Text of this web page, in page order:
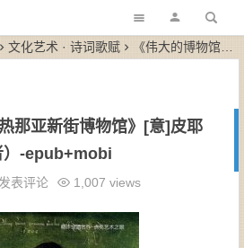
文化艺术 · 诗词歌赋 《伟大的博物馆：热那亚新街博物馆》[意]皮耶罗·波卡尔多（作者）-epub+mobi
那亚新街博物馆》[意]皮耶
）-epub+mobi
发表评论 1,007 views